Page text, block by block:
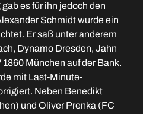
es für ihn jedoch den
Schmidt wurde ein
Er saß unter anderem
Dynamo Dresden, Jahn
München auf der Bank.
mit Last-Minute-
Neben Benedikt
und Oliver Prenka (FC